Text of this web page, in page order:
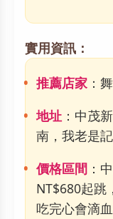
實用資訊：
推薦店家 ：
地址 ：中茂
南，我老是
價格區間 ：
NT$680起跳
吃完心會滴